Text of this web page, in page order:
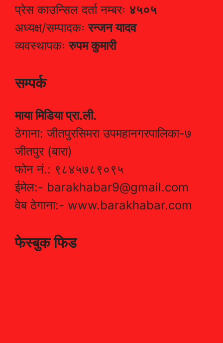
प्रेस काउन्सिल दर्ता नम्बरः ४५०५
अध्यक्ष/सम्पादकःरन्जन यादव
व्यवस्थापकःरुपम कुमारी
सम्पर्क
माया मिडिया प्रा.ली.
ठेगाना: जीतपुरसिमरा उपमहानगरपालिका-७
जीतपुर (बारा)
फोन नं.: ९८४५७८९०९५
ईमेल:- barakhabar9@gmail.com
वेब ठेगाना:- www.barakhabar.com
फेस्बुक फिड